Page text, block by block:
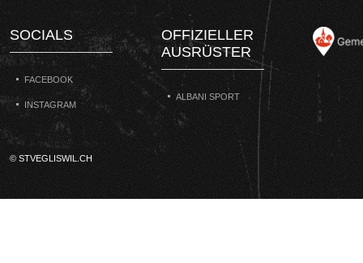
SOCIALS
FACEBOOK
INSTAGRAM
OFFIZIELLER
AUSRÜSTER
ALBANI SPORT
© STVEGLISWIL.CH